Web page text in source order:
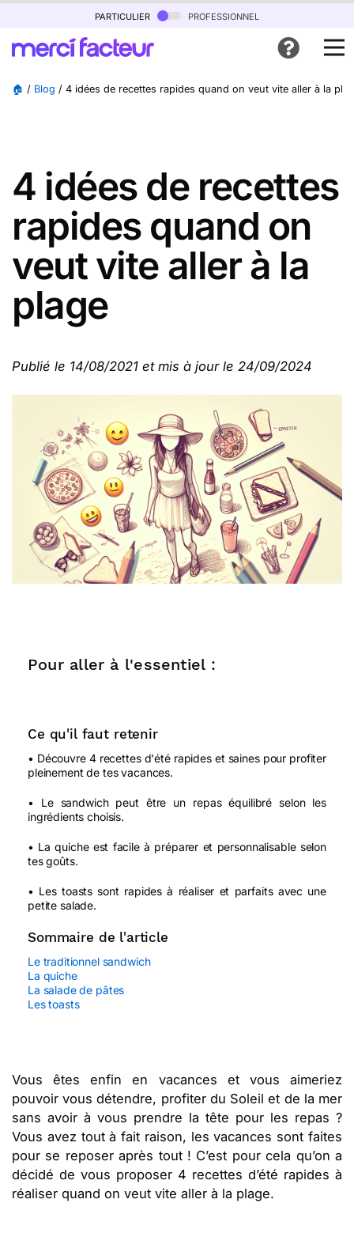
particulier professionnel
🏠 / Blog / 4 idées de recettes rapides quand on veut vite aller à la
4 idées de recettes
rapides quand on
veut vite aller à la
plage
Publié le 14/08/2021 et mis à jour le 24/09/2024
Pour aller à l'essentiel :
Ce qu'il faut retenir
• Découvre 4 recettes d'été rapides et saines pour profiter
pleinement de tes vacances.
• Le sandwich peut être un repas équilibré selon les
ingrédients choisis.
• La quiche est facile à préparer et personnalisable selon
tes goûts.
• Les toasts sont rapides à réaliser et parfaits avec une
petite salade.
Sommaire de l'article
Le traditionnel sandwich
La quiche
La salade de pâtes
Les toasts
Vous êtes enfin en vacances et vous aimeriez
pouvoir vous détendre, profiter du Soleil et de la mer
sans avoir à vous prendre la tête pour les repas ?
Vous avez tout à fait raison, les vacances sont faites
pour se reposer après tout ! C’est pour cela qu’on a
décidé de vous proposer 4 recettes d’été rapides à
réaliser quand on veut vite aller à la plage.